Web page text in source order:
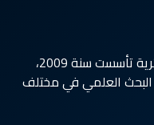
جامعة ميلة هي مؤسسة جامعية جزائرية تأسست سنة 2009،
البحث العلمي في مختلف